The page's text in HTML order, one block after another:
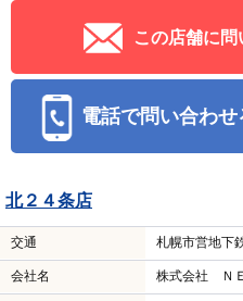
この店舗に問
電話で問い合わせ
北２４条店
交通 札幌市営地下
会社名 株式会社 Ｎ